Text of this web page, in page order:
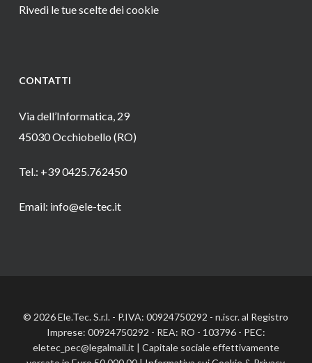
Rivedi le tue scelte dei cookie
CONTATTI
Via dell’Informatica, 29
45030 Occhiobello (RO)
Tel.: +39 0425.762450
Email: info@ele-tec.it
© 2026 Ele.Tec. S.r.l. - P.IVA: 00924750292 - n.iscr. al Registro
Imprese: 00924750292 - REA: RO - 103796 - PEC:
eletec_pec@legalmail.it | Capitale sociale effettivamente